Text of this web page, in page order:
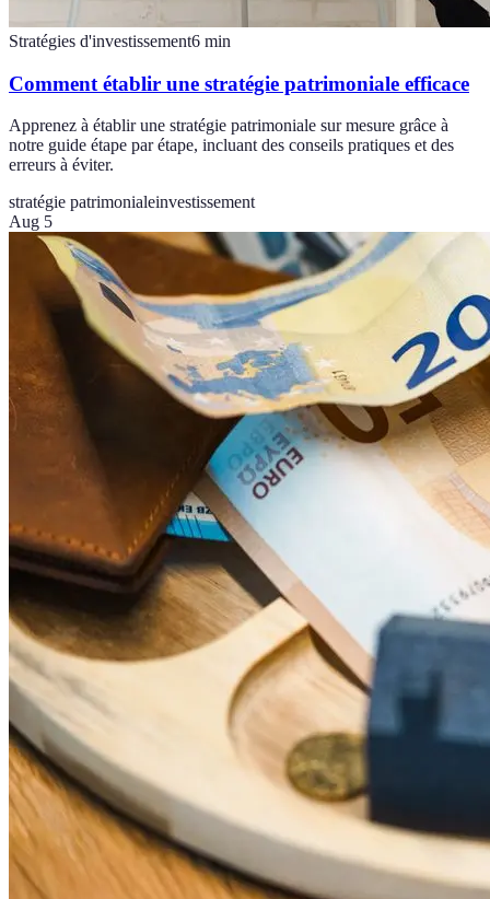
Stratégies d'investissement6 min
Comment établir une stratégie patrimoniale efficace
Apprenez à établir une stratégie patrimoniale sur mesure grâce à
notre guide étape par étape, incluant des conseils pratiques et des
erreurs à éviter.
stratégie patrimonialeinvestissement
Aug 5